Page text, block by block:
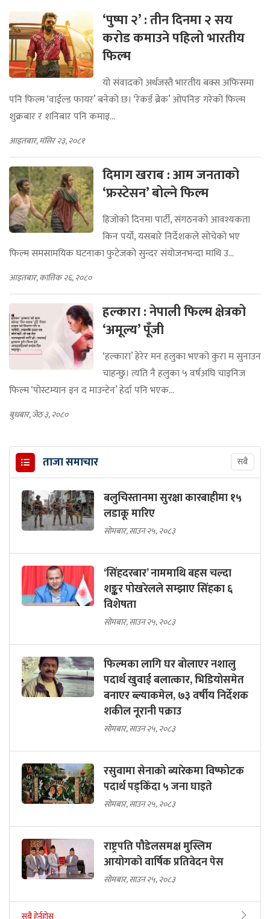
‘पुष्पा २’ : तीन दिनमा २ सय
करोड कमाउने पहिलो भारतीय
फिल्म
यो संवादको अर्थजस्तै भारतीय बक्स अफिसमा
पनि फिल्म ‘वाईल्ड फायर’ बनेको छ। ‘रेकर्ड ब्रेक’ ओपनिङ गरेको फिल्म
शुक्रबार र शनिबार पनि कमाइ...
आइतबार, मंसिर २३, २०८१
दिमाग खराब : आम जनताको
‘फ्रस्टेसन’ बोल्ने फिल्म
हिजोको दिनमा पार्टी, संगठनको आवश्यकता
किन पर्यो, यसबारे निर्देशकले सोचेको भए
फिल्म समसामयिक घटनाका फुटेजको सुन्दर संयोजनभन्दा माथि उ...
आइतबार, कात्तिक २६, २०८०
हल्कारा : नेपाली फिल्म क्षेत्रको
‘अमूल्य’ पूँजी
‘हल्कारा’ हेरेर मन हलुका भएको कुरा म सुनाउन
चाहन्छु। त्यति नै हलुका ५ वर्षअघि चाइनिज
फिल्म ‘पोस्टम्यान इन द माउन्टेन’ हेर्दा पनि भएक...
बुधबार, जेठ ३, २०८०
ताजा समाचार सबै
बलुचिस्तानमा सुरक्षा कारबाहीमा १५
लडाकू मारिए
सोमबार, साउन २५, २०८३
‘सिंहदरबार’ नाममाथि बहस चल्दा
शङ्कर पोखरेलले सम्झाए सिंहका ६
विशेषता
सोमबार, साउन २५, २०८३
फिल्मका लागि घर बोलाएर नशालु
पदार्थ खुवाई बलात्कार, भिडियोसमेत
बनाएर ब्ल्याकमेल, ७३ वर्षीय निर्देशक
शकील नूरानी पक्राउ
सोमबार, साउन २५, २०८३
रसुवामा सेनाको ब्यारेकमा विष्फोटक
पदार्थ पड्किँदा ५ जना घाइते
सोमबार, साउन २५, २०८३
राष्ट्रपति पौडेलसमक्ष मुस्लिम
आयोगको वार्षिक प्रतिवेदन पेस
सोमबार, साउन २५, २०८३